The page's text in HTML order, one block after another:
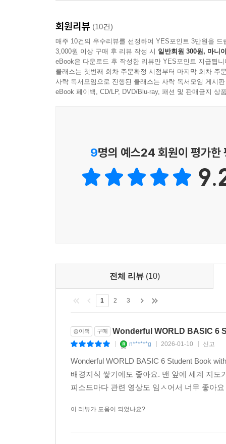
회원리뷰 (10건)
매주 10건의 우수리뷰를 선정하여 YES포인트 3만원을 드
3,000원 이상 구매 후 리뷰 작성 시 일반회원 300원, 마니
eBook은 다운로드 후 작성한 리뷰만 YES포인트 지급됩니
클래스는 첫번째 회차 주문확정 시점부터 마지막 회차 주
사락 독서모임으로 진행된 클래스는 사락 독서모임 게시
eBook 페이백, CD/LP, DVD/Blu-ray, 패션 및 판매금지 상
9명의 예스24 회원이 평가한
전체 리뷰 (10)
1 2 3
종이책 구매 Wonderful WORLD BASIC 6
n******g 2026-01-10 신고
Wonderful WORLD BASIC 6 Student Book
배경지식 쌓기에도 좋아요. 맨 앞에 세계 지
피소드마다 관련 영상도 임ㅅ어서 너무 좋아요
이 리뷰가 도움이 되었나요?